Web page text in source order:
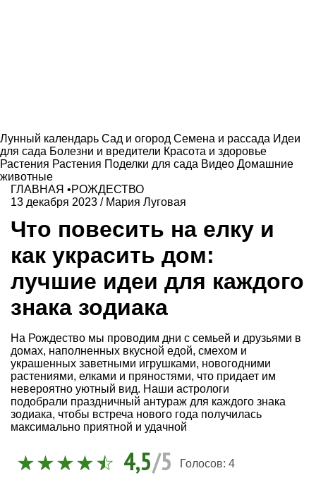
Лунный календарь Сад и огород Семена и рассада Идеи
для сада Болезни и вредители Красота и здоровье
Растения Растения Поделки для сада Видео Домашние
животные
ГЛАВНАЯ •РОЖДЕСТВО
13 декабря 2023 / Мария Луговая
Что повесить на елку и
как украсить дом:
лучшие идеи для каждого
знака зодиака
На Рождество мы проводим дни с семьей и друзьями в
домах, наполненных вкусной едой, смехом и
украшенных заветными игрушками, новогодними
растениями, елками и пряностями, что придает им
невероятно уютный вид. Наши астрологи
подобрали праздничный антураж для каждого знака
зодиака, чтобы встреча нового года получилась
максимально приятной и удачной
4,5/5 Голосов: 4